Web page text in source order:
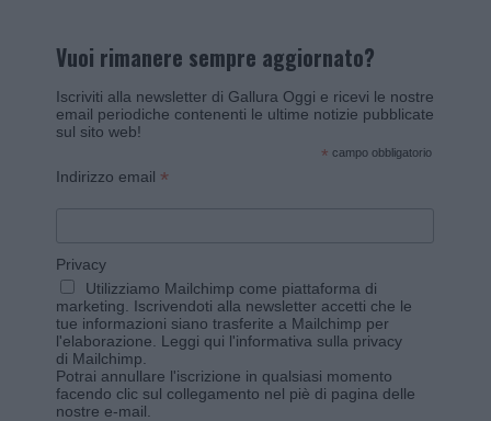
Vuoi rimanere sempre aggiornato?
Iscriviti alla newsletter di Gallura Oggi e ricevi le nostre
email periodiche contenenti le ultime notizie pubblicate
sul sito web!
* campo obbligatorio
Indirizzo email *
Privacy
Utilizziamo Mailchimp come piattaforma di
marketing. Iscrivendoti alla newsletter accetti che le
tue informazioni siano trasferite a Mailchimp per
l'elaborazione. Leggi qui l'informativa sulla privacy
di Mailchimp
Potrai annullare l'iscrizione in qualsiasi momento
facendo clic sul collegamento nel piè di pagina delle
nostre e-mail.